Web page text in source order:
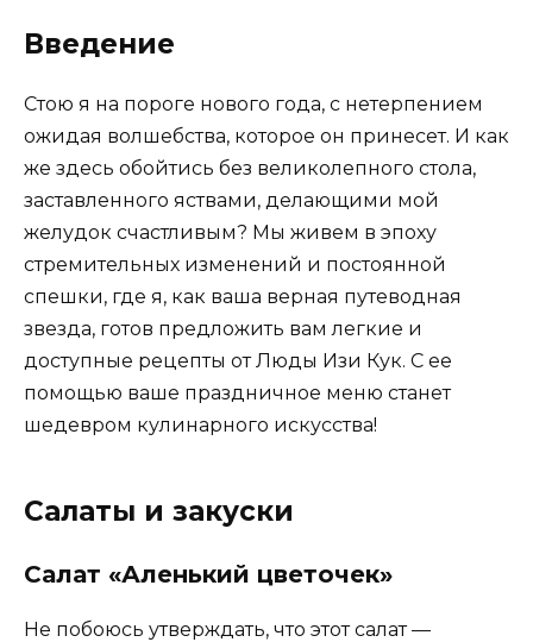
Введение
Стою я на пороге нового года, с нетерпением
ожидая волшебства, которое он принесет. И как
же здесь обойтись без великолепного стола,
заставленного яствами, делающими мой
желудок счастливым? Мы живем в эпоху
стремительных изменений и постоянной
спешки, где я, как ваша верная путеводная
звезда, готов предложить вам легкие и
доступные рецепты от Люды Изи Кук. С ее
помощью ваше праздничное меню станет
шедевром кулинарного искусства!
Салаты и закуски
Салат «Аленький цветочек»
Не побоюсь утверждать, что этот салат —